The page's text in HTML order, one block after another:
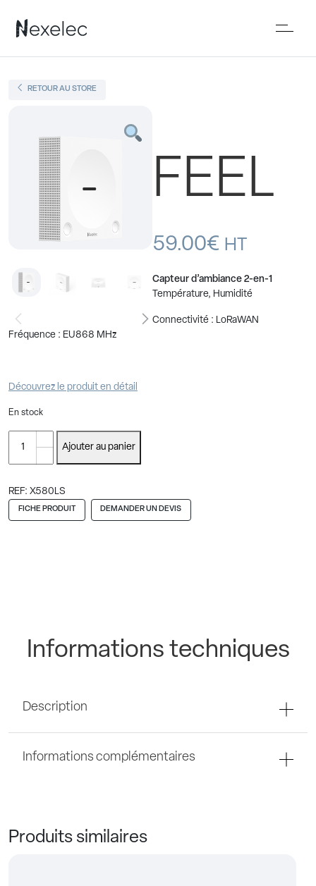
RETOUR AU STORE
FEEL
59.00€ HT
Capteur d’ambiance 2-en-1
Température, Humidité
Connectivité : LoRaWAN
Fréquence : EU868 MHz
Découvrez le produit en détail
En stock
Ajouter au panier
REF: X580LS
FICHE PRODUIT DEMANDER UN DEVIS
Informations techniques
Description
Informations complémentaires
Produits similaires